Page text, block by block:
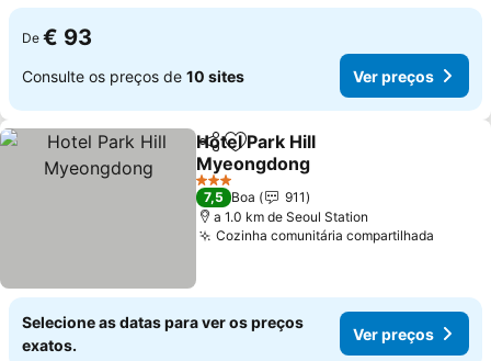
De € 93
Consulte os preços de 10 sites Ver preços
PartilharAdicionar aos favoritos
Hotel Park Hill
Myeongdong
3 Estrelas
7,5 Boa
911
a 1.0 km de Seoul Station
Cozinha comunitária compartilhada
Selecione as datas para ver os preços
exatos.
Ver preços